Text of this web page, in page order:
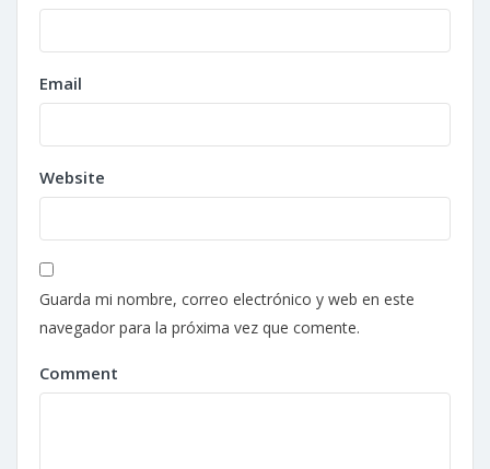
Email
Website
Guarda mi nombre, correo electrónico y web en este
navegador para la próxima vez que comente.
Comment